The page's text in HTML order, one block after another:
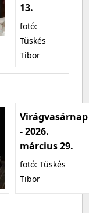
13.
fotó:
Tüskés
Tibor
Virágvasárnap
- 2026.
március 29.
fotó: Tüskés
Tibor